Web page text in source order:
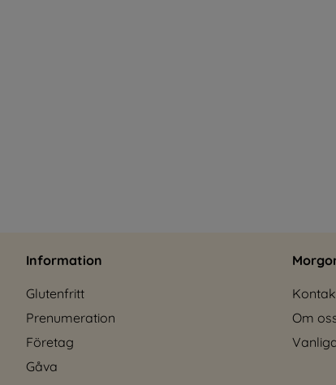
Information
Glutenfritt
Prenumeration
Företag
Gåva
Om